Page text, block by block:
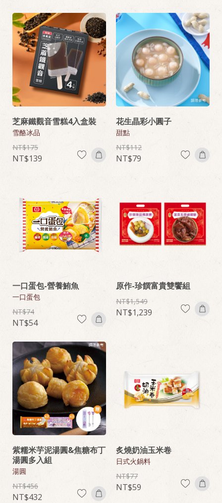
芝麻鐵觀音雪糕4入盒裝
雪酪冰品
175
139
花生晶彩小圓子
甜點
112
79
一口蛋包-營養鮪魚
一口蛋包
74
54
原作-珍饌富貴雙饗組
1,549
1,239
紫糯米芋泥湯圓&焦糖布丁
湯圓多入組
湯圓
456
432
炙燒奶油玉米卷
日式火鍋料
77
59